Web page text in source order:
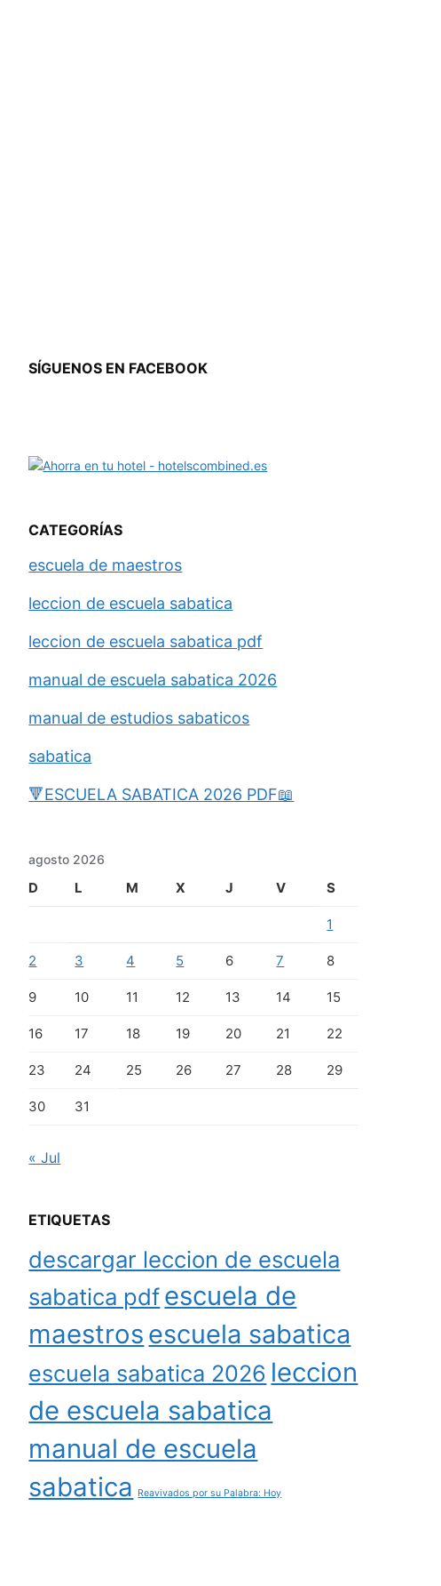
SÍGUENOS EN FACEBOOK
CATEGORÍAS
escuela de maestros
leccion de escuela sabatica
leccion de escuela sabatica pdf
manual de escuela sabatica 2026
manual de estudios sabaticos
sabatica
🔻ESCUELA SABATICA 2026 PDF📖
agosto 2026
D L M X J V S
1
2 3 4 5 6 7 8
9 10 11 12 13 14 15
16 17 18 19 20 21 22
23 24 25 26 27 28 29
30 31
« Jul
ETIQUETAS
descargar leccion de escuela
sabatica pdfescuela de
maestros escuela sabatica
escuela sabatica 2026 leccion
de escuela sabatica
manual de escuela
sabatica
Reavivados por su Palabra: Hoy